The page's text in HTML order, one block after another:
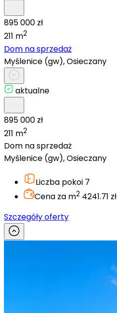
895 000 zł
211 m2
Dom na sprzedaż
Myślenice (gw), Osieczany
aktualne
895 000 zł
211 m2
Dom na sprzedaż
Myślenice (gw), Osieczany
Liczba pokoi 7
Cena za m2 4241.71 zł
Szczegóły oferty